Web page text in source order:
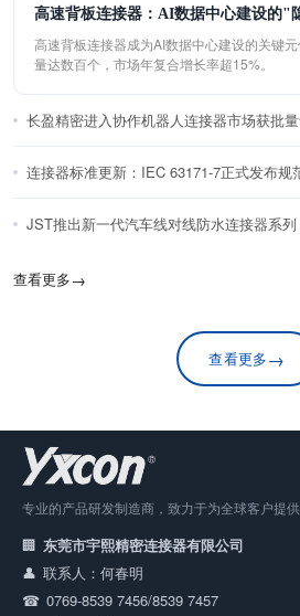
高速背板连接器：AI数据中心建设的"
高速背板连接器成为AI数据中心建设的关键
量达数百个，市场年复合增长率超15%。
长盈精密进入协作机器人连接器市场获批
连接器标准更新：IEC 63171-7正式发布规
JST推出新一代汽车线对线防水连接器系列
查看更多→
查看更多→
专业的产品研发制造商，致力于为全球客户提供
东莞市宇熙精密连接器有限公司
联系人：何春明
0769-8539 7456/8539 7457